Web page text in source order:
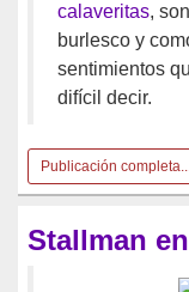
calaveritas,
burlesco y
sentimientos
difícil decir.
Publicación
Stallman